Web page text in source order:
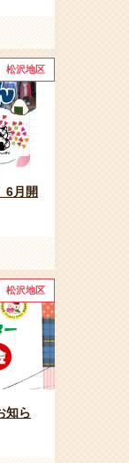
松沢地区
6月開
松沢地区
知ら